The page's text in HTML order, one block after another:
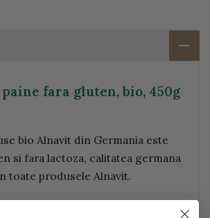
fara gluten, bio, 450g
bio Alnavit din Germania este
si fara lactoza, calitatea germana
toate produsele Alnavit.